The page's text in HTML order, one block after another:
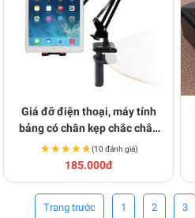
Giá đỡ điện thoại, máy tính
bảng có chân kẹp chắc chắn
P130
★★★★★
★★★★★(10 đánh giá)
185.000đ
1 2 3